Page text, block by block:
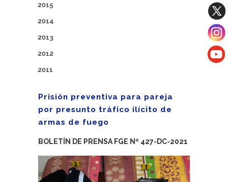
2015
2014
2013
2012
2011
Prisión preventiva para pareja
por presunto tráfico ilícito de
armas de fuego
BOLETÍN DE PRENSA FGE Nº 427-DC-2021